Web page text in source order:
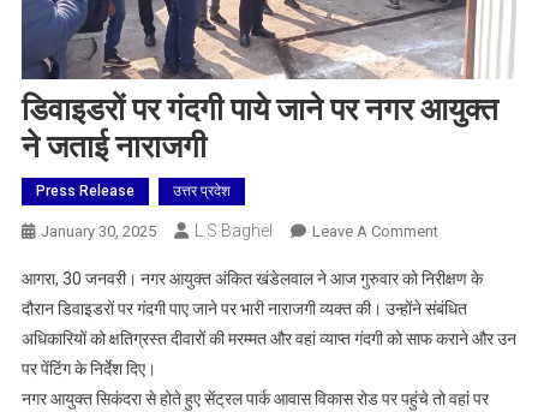
डिवाइडरों पर गंदगी पाये जाने पर नगर आयुक्त
ने जताई नाराजगी
Press Release उत्तर प्रदेश
January 30, 2025 L.S Baghel Leave A CommentOn
पर
गंदगी
पाये
पर
आगरा, 30 जनवरी। नगर आयुक्त अंकित खंडेलवाल ने आज गुरुवार को निरीक्षण के
दौरान डिवाइडरों पर गंदगी पाए जाने पर भारी नाराजगी व्यक्त की। उन्होंने संबंधित
अधिकारियों को क्षतिग्रस्त दीवारों की मरम्मत और वहां व्याप्त गंदगी को साफ कराने और उन
पर पेंटिंग के निर्देश दिए।
नगर आयुक्त सिकंदरा से होते हुए सेंट्रल पार्क आवास विकास रोड पर पहुंचे तो वहां पर